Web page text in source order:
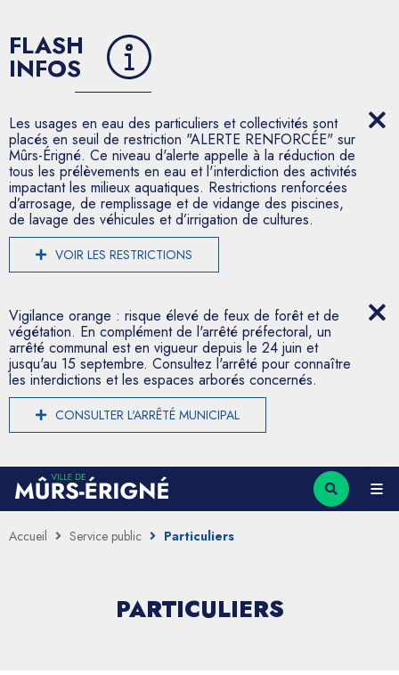
FLASH
INFOS
Les usages en eau des particuliers et collectivités sont
placés en seuil de restriction "ALERTE RENFORCÉE" sur
Mûrs-Érigné. Ce niveau d'alerte appelle à la réduction de
tous les prélèvements en eau et l'interdiction des activités
impactant les milieux aquatiques. Restrictions renforcées
d’arrosage, de remplissage et de vidange des piscines,
de lavage des véhicules et d’irrigation de cultures.
VOIR LES RESTRICTIONS
Vigilance orange : risque élevé de feux de forêt et de
végétation. En complément de l'arrêté préfectoral, un
arrêté communal est en vigueur depuis le 24 juin et
jusqu'au 15 septembre. Consultez l'arrêté pour connaître
les interdictions et les espaces arborés concernés.
CONSULTER L'ARRÊTÉ MUNICIPAL
Accueil Service public Particuliers
PARTICULIERS